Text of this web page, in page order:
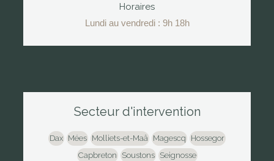
Horaires
Lundi au vendredi : 9h 18h
Secteur d'intervention
Dax Mées Molliets-et-Maâ Magescq
Hossegor
Capbreton
Soustons Seignosse